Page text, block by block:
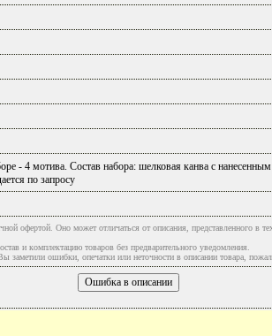
- 4 мотива. Состав набора: шелковая канва с
по запросу
офертой. Оно может отличаться от описания, представленного в
и комплектацию товаров без предварительного уведомления.
ошибки, опечатки или неточности в описании товара,